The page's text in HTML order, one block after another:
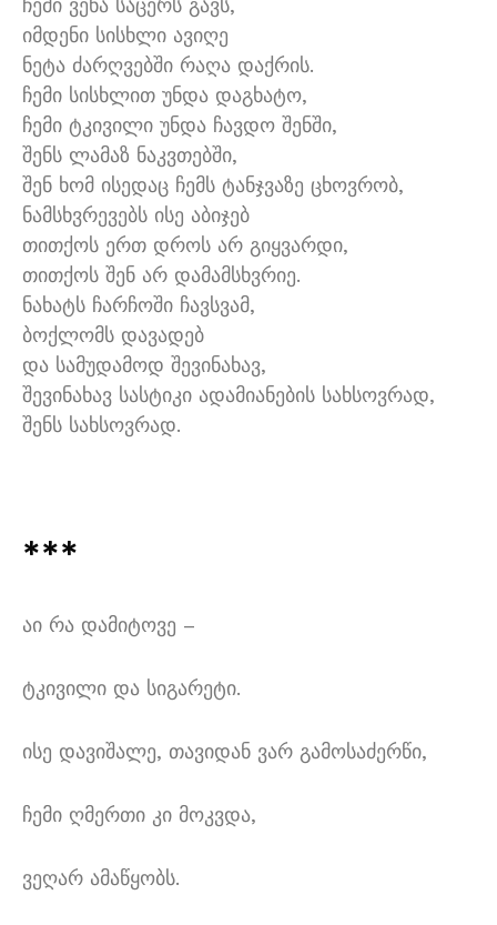
ჩემი ვენა საცერს გავს,
იმდენი სისხლი ავიღე
ნეტა ძარღვებში რაღა დაქრის.
ჩემი სისხლით უნდა დაგხატო,
ჩემი ტკივილი უნდა ჩავდო შენში,
შენს ლამაზ ნაკვთებში,
შენ ხომ ისედაც ჩემს ტანჯვაზე ცხოვრობ,
ნამსხვრევებს ისე აბიჯებ
თითქოს ერთ დროს არ გიყვარდი,
თითქოს შენ არ დამამსხვრიე.
ნახატს ჩარჩოში ჩავსვამ,
ბოქლომს დავადებ
და სამუდამოდ შევინახავ,
შევინახავ სასტიკი ადამიანების სახსოვრად,
შენს სახსოვრად.
***
აი რა დამიტოვე –
ტკივილი და სიგარეტი.
ისე დავიშალე, თავიდან ვარ გამოსაძერწი,
ჩემი ღმერთი კი მოკვდა,
ვეღარ ამაწყობს.